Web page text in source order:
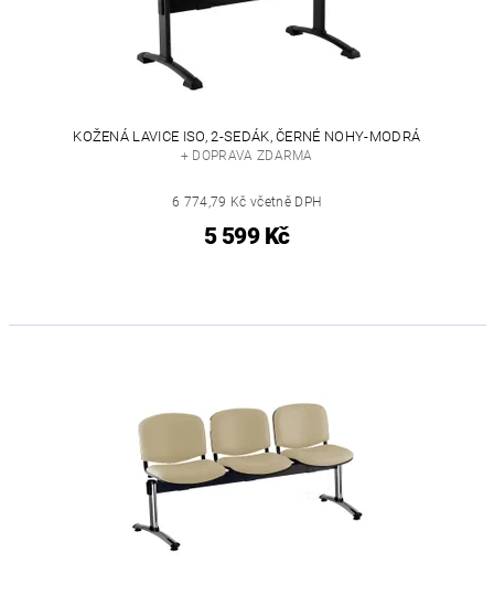
KOŽENÁ LAVICE ISO, 2-SEDÁK, ČERNÉ NOHY-MODRÁ
+ DOPRAVA ZDARMA
6 774,79 Kč včetně DPH
5 599 Kč